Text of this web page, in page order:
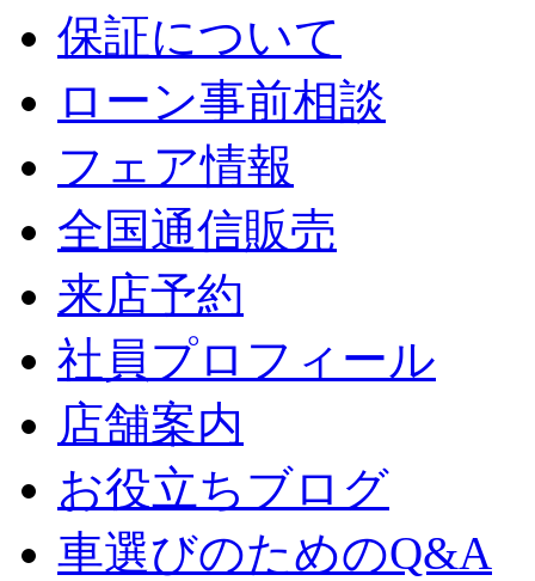
保証について
ローン事前相談
フェア情報
全国通信販売
来店予約
社員プロフィール
店舗案内
お役立ちブログ
車選びのためのQ&A